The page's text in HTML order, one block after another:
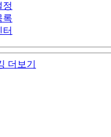
정
록
터
더보기